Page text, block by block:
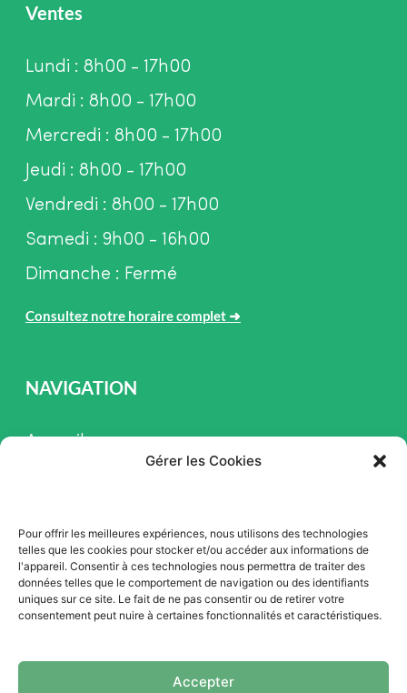
Gérer les Cookies
Pour offrir les meilleures expériences, nous utilisons des technologies
telles que les cookies pour stocker et/ou accéder aux informations de
l'appareil. Consentir à ces technologies nous permettra de traiter des
données telles que le comportement de navigation ou des identifiants
uniques sur ce site. Le fait de ne pas consentir ou de retirer votre
consentement peut nuire à certaines fonctionnalités et caractéristiques.
Accepter
Ventes
Lundi : 8h00 - 17h00
Mardi : 8h00 - 17h00
Mercredi : 8h00 - 17h00
Jeudi : 8h00 - 17h00
Vendredi : 8h00 - 17h00
Samedi : 9h00 - 16h00
Dimanche : Fermé
Consultez notre horaire complet ➜
NAVIGATION
Accueil
Promotion
Blogue
Nous contacter